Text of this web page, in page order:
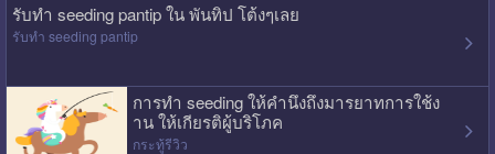
รับทำ seeding pantip ใน พันทิป โต้งๆเลย
รับทำ seeding pantip
การทำ seeding ให้คำนึงถึงมารยาทการใช้ง
าน ให้เกียรติผู้บริโภค
กระทู้รีวิว